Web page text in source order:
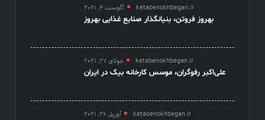
ketabenokhbegan.ir آگوست 4, 2021
بهروز فروتن، بنیانگذار صنایع غذایی بهروز
ketabenokhbegan.ir جولای 27, 2021
علی‌اکبر رفوگران، موسس کارخانه بیک در ایران
ketabenokhbegan.ir آوریل 26, 2021